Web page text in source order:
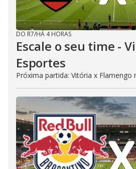
DO R7/HÁ 4 HORAS
Escale o seu time -
Esportes
Próxima partida: Vitória x Flamengo